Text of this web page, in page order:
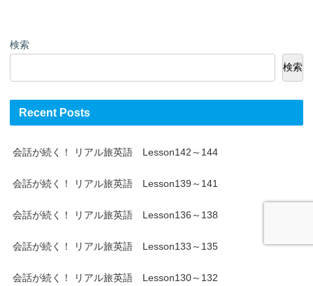
検索
検索
Recent Posts
会話が続く！ リアル旅英語 Lesson142～144
会話が続く！ リアル旅英語 Lesson139～141
会話が続く！ リアル旅英語 Lesson136～138
会話が続く！ リアル旅英語 Lesson133～135
会話が続く！ リアル旅英語 Lesson130～132